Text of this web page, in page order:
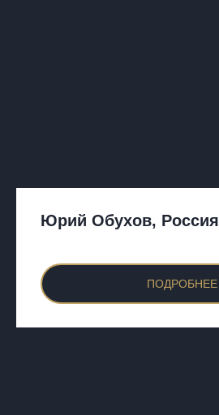
Юрий Обухов, Россия
ПОДРОБНЕЕ